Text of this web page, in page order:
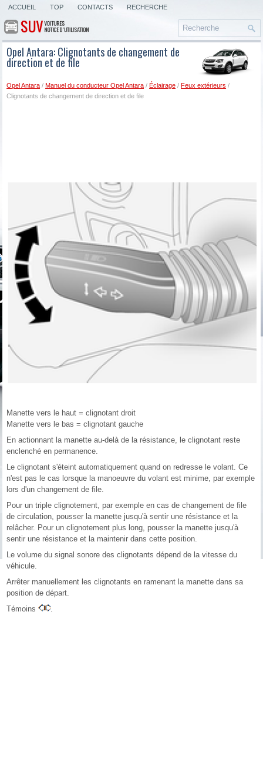
ACCUEIL TOP CONTACTS RECHERCHE
Opel Antara: Clignotants de changement de
direction et de file
Opel Antara /Manuel du conducteur Opel Antara /Éclairage /Feux extérieurs /
Clignotants de changement de direction et de file
Manette vers le haut = clignotant droit
Manette vers le bas = clignotant gauche
En actionnant la manette au-delà de la résistance, le clignotant reste
enclenché en permanence.
Le clignotant s'éteint automatiquement quand on redresse le volant. Ce
n'est pas le cas lorsque la manoeuvre du volant est minime, par exemple
lors d'un changement de file.
Pour un triple clignotement, par exemple en cas de changement de file
de circulation, pousser la manette jusqu'à sentir une résistance et la
relâcher. Pour un clignotement plus long, pousser la manette jusqu'à
sentir une résistance et la maintenir dans cette position.
Le volume du signal sonore des clignotants dépend de la vitesse du
véhicule.
Arrêter manuellement les clignotants en ramenant la manette dans sa
position de départ.
Témoins